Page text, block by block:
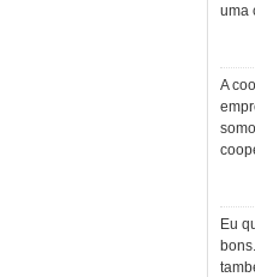
uma
A
Eu